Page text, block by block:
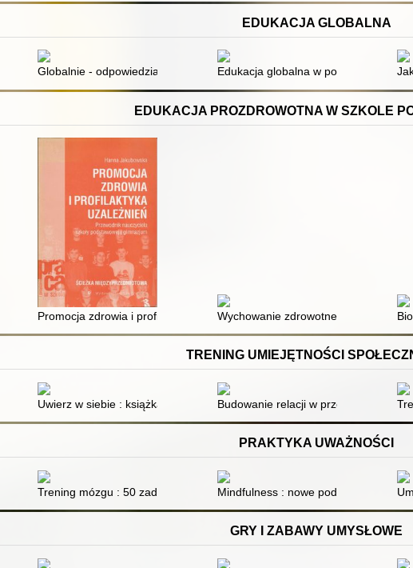
EDUKACJA GLOBALNA
Polski jako europejskiego kraju półperyferyjnego
Globalnie - odpowiedzialnie : materiały dla nauczycieli
Edukacja globalna w polskich
EDUKACJA PROZDROWOTNA W SZKOLE
dla uczniów klas I-III szkoły podstawowej
Promocja zdrowia i profilaktyka uzależnień : przewodnik nauczyciela
Wychowanie zdrowotne w edukacji
TRENING UMIEJĘTNOŚCI
i społecznych dzieci : karty terapeutyczne i karty pracy
Uwierz w siebie : książka, która dodaje pewnościBudowanie relacji w przestrzeni
PRAKTYKA UWAŻNOŚCI
się trudnej sztuki skupiania uwagi
Trening mózgu : 50 zadań wzmacniających lewą i prawą półkulę
Mindfulness : nowe podejście do
GRY I ZABAWY UMYSŁOWE